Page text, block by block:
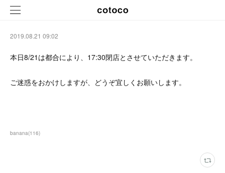
2019.08.21 09:02
本日8/21は都合により、17:30閉店とさせていただきます。
ご迷惑をおかけしますが、どうぞ宜しくお願いします。
banana(116)